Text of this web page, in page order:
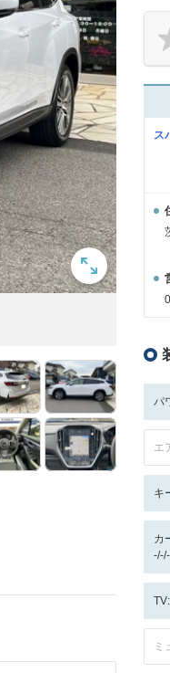
ス
パ
エ
キ
カ
ミ